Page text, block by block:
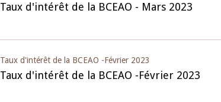
Taux d'intérêt de la BCEAO - Mars 2023
Taux d'intérêt de la BCEAO -Février 2023
Taux d'intérêt de la BCEAO -Février 2023